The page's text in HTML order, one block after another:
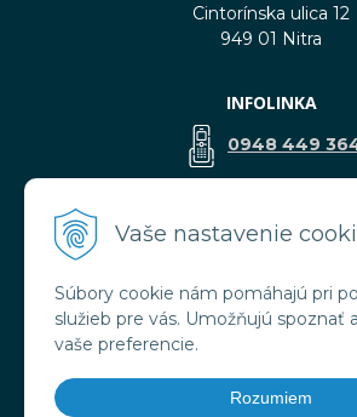
Vaše nastavenie
Súbory cookie nám pomáhajú pri
služieb pre vás. Umožňujú spoznať
vaše preferencie.
Rozumiem
Cintorínska ulica 12
949 01 Nitra
INFOLINKA
0948 449
VŠETKO O NÁKUPE
Obchodné podmienky
Doprava a platba